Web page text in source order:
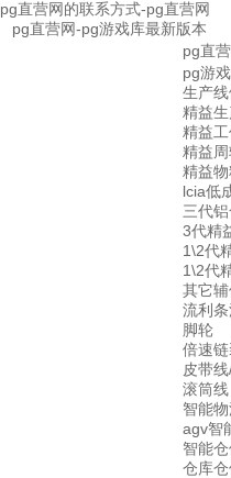
pg直营网的联系方式-pg直营网
pg直营网-pg游戏库最新版本
pg直
pg游
生产
精益
精益
精益
精益
lcia低
三代
3代精
1\2代
1\2代
其它
流利
脚轮
倍速
皮带
滚筒线
智能
agv智
智能
仓库